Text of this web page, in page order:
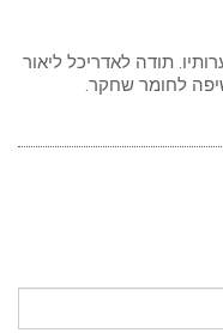
תודה לאדריכל ליאור
לחומר שחקר.